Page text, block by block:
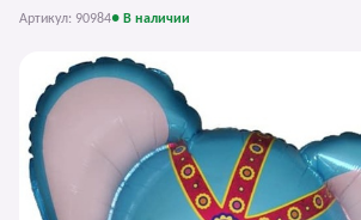
Артикул: 90984● В наличии